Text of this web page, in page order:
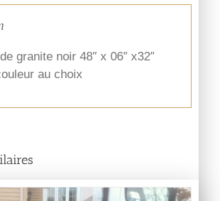
granite noir 48″ x 06″ x32″
au choix